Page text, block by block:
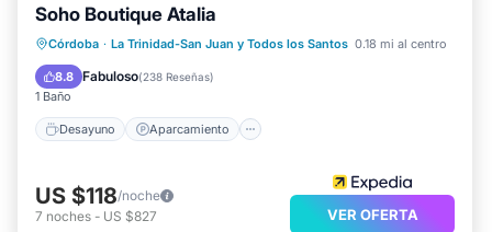
Soho Boutique Atalia
Córdoba · La Trinidad-San Juan y Todos los Santos 0.18 mi al centro
8.8 Fabuloso(238 Reseñas)
1 Baño
Desayuno Aparcamiento
Desayuno
Aparcamiento
Balcón/Terraza
US $118/noche
7 noches - US $827 VER OFERTA